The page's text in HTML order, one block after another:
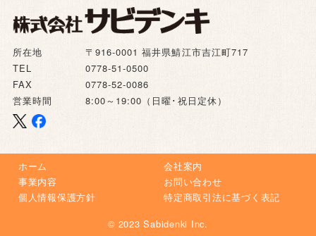
所在地
〒916-0001 福井県鯖江市吉江町717
TEL
0778-51-0500
FAX
0778-52-0086
営業時間
8:00～19:00（日曜･祝日定休）
ホーム
会社案内
事業内容
お問い合わせ
個人情報保護方針
特定商取引法に基づく表記
© 2023 Sabidenki Inc.